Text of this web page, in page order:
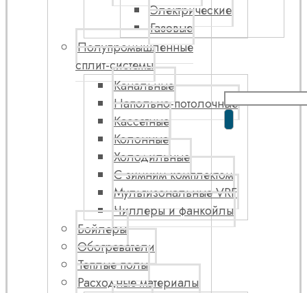
Электрические
Газовые
Полупромышленные
сплит-системы
Канальные
Напольно-потолочные
Кассетные
Колонные
Холодильные
С зимним комплектом
Мультизональные VRF
Чиллеры и фанкойлы
Бойлеры
Обогреватели
Теплые полы
Расходные материалы